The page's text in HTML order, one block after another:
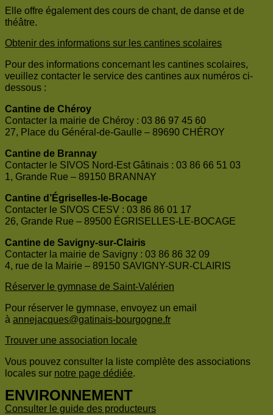
Elle offre également des cours de chant, de danse et de
théâtre.
Obtenir des informations sur les cantines scolaires
Pour des informations concernant les cantines scolaires,
veuillez contacter le service des cantines aux numéros ci-
dessous :
Cantine de Chéroy
Contacter la mairie de Chéroy : 03 86 97 45 60
27, Place du Général-de-Gaulle – 89690 CHÉROY
Cantine de Brannay
Contacter le SIVOS Nord-Est Gâtinais : 03 86 66 51 03
1, Grande Rue – 89150 BRANNAY
Cantine d’Égriselles-le-Bocage
Contacter le SIVOS CESV : 03 86 86 01 17
26, Grande Rue – 89500 ÉGRISELLES-LE-BOCAGE
Cantine de Savigny-sur-Clairis
Contacter la mairie de Savigny : 03 86 86 32 09
4, rue de la Mairie – 89150 SAVIGNY-SUR-CLAIRIS
Réserver le gymnase de Saint-Valérien
Pour réserver le gymnase, envoyez un email
à annejacques@gatinais-bourgogne.fr
Trouver une association locale
Vous pouvez consulter la liste complète des associations
locales sur notre page dédiée.
ENVIRONNEMENT
Consulter le guide des producteurs